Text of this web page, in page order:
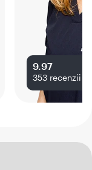
9.97
353 recenzii